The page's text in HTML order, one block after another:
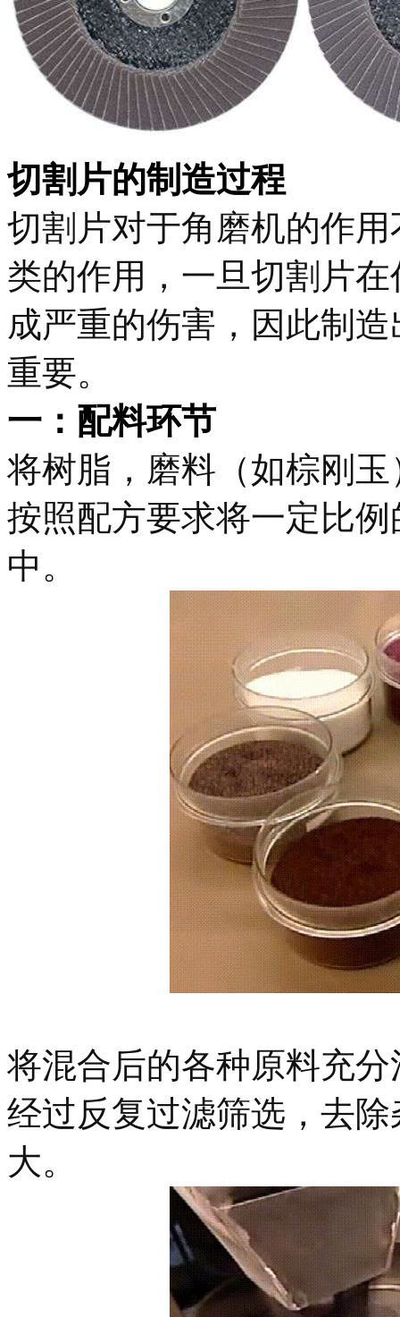
切割片的制造过程
切割片对于角磨机的作
类的作用，一旦切割片
成严重的伤害，因此制
重要。
一： 配料环节
将树脂，磨料（如棕刚
按照配方要求将一定比
中。
将混合后的各种原料充
经过反复过滤筛选，去
大。